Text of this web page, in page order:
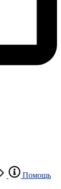
Помощь